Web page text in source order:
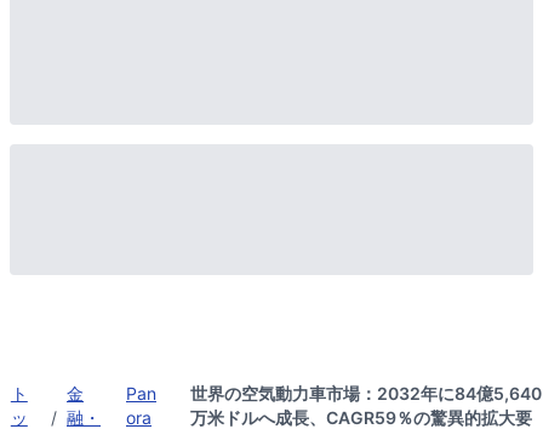
ト
ッ
/
金
融・
Pan
ora
世界の空気動力車市場：2032年に84億5,640
万米ドルへ成長、CAGR59％の驚異的拡大要